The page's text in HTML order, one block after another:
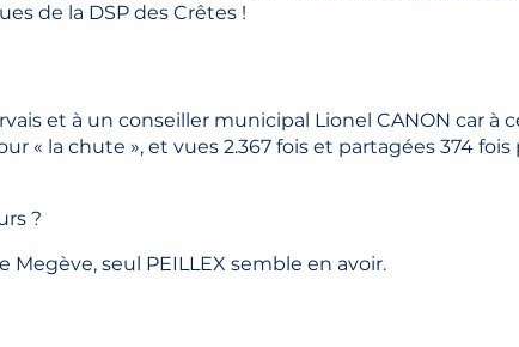
de la DSP des Crêtes !
et à un conseiller municipal Lionel CANON car à
« la chute », et vues 2.367 fois et partagées 374
?
seul PEILLEX semble en avoir.